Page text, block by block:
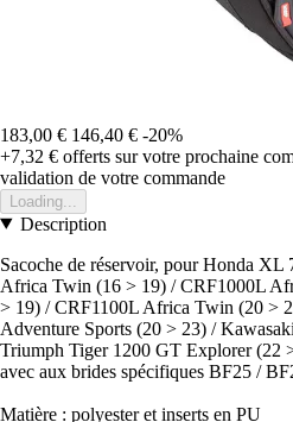
183,00 € 146,40 € -20%
+7,32 € offerts sur votre prochaine
validation de votre commande
Loading...
Description
Sacoche de réservoir, pour Honda
Africa Twin (16 > 19) / CRF1000L
> 19) / CRF1100L Africa Twin (20 >
Adventure Sports (20 > 23) /
Triumph Tiger 1200 GT Explorer (22
avec aux brides spécifiques BF25 /
Matière : polyester et inserts en PU